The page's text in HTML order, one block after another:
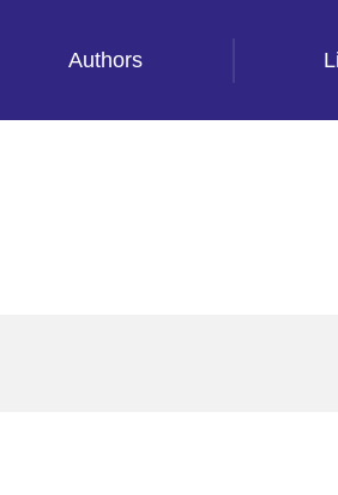
Authors